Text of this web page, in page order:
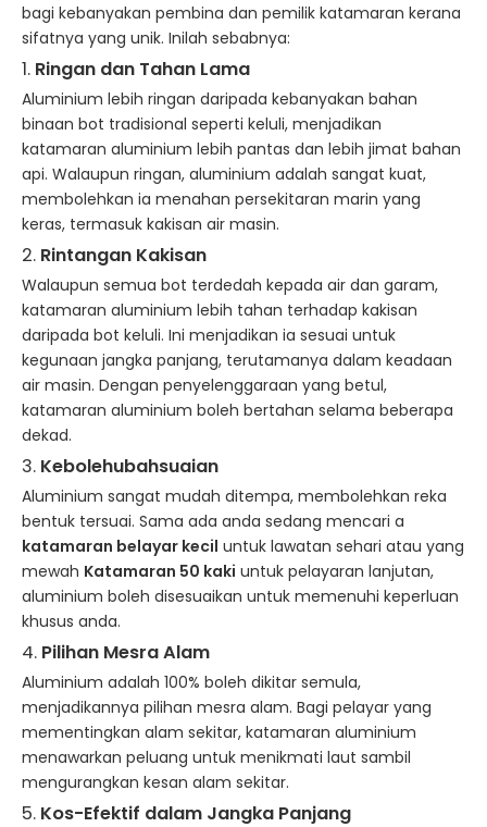
bagi kebanyakan pembina dan pemilik katamaran kerana
sifatnya yang unik. Inilah sebabnya:
1. Ringan dan Tahan Lama
Aluminium lebih ringan daripada kebanyakan bahan
binaan bot tradisional seperti keluli, menjadikan
katamaran aluminium lebih pantas dan lebih jimat bahan
api. Walaupun ringan, aluminium adalah sangat kuat,
membolehkan ia menahan persekitaran marin yang
keras, termasuk kakisan air masin.
2. Rintangan Kakisan
Walaupun semua bot terdedah kepada air dan garam,
katamaran aluminium lebih tahan terhadap kakisan
daripada bot keluli. Ini menjadikan ia sesuai untuk
kegunaan jangka panjang, terutamanya dalam keadaan
air masin. Dengan penyelenggaraan yang betul,
katamaran aluminium boleh bertahan selama beberapa
dekad.
3. Kebolehubahsuaian
Aluminium sangat mudah ditempa, membolehkan reka
bentuk tersuai. Sama ada anda sedang mencari a
katamaran belayar kecil untuk lawatan sehari atau yang
mewah Katamaran 50 kaki untuk pelayaran lanjutan,
aluminium boleh disesuaikan untuk memenuhi keperluan
khusus anda.
4. Pilihan Mesra Alam
Aluminium adalah 100% boleh dikitar semula,
menjadikannya pilihan mesra alam. Bagi pelayar yang
mementingkan alam sekitar, katamaran aluminium
menawarkan peluang untuk menikmati laut sambil
mengurangkan kesan alam sekitar.
5. Kos-Efektif dalam Jangka Panjang